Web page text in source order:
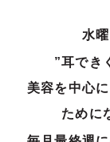
水
”耳でき
美容を中心
ために